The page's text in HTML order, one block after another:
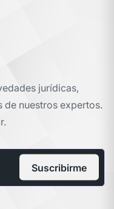
jurídicas,
de nuestros expertos.
Suscribirme